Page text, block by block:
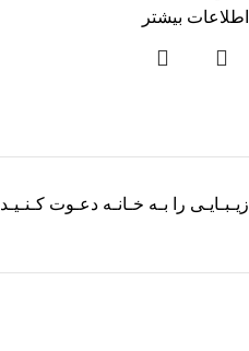
اطلاعات بیشتر
زیـبـایـی را بـه خـانـه دعـوت کـنـیـد